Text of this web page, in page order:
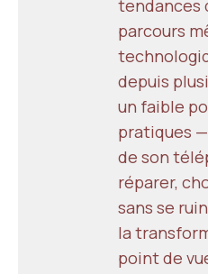
tendances
parcours
depuis
un faible
pratiques
de son
réparer,
sans se
la
point de